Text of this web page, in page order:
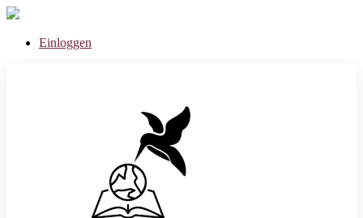
Einloggen